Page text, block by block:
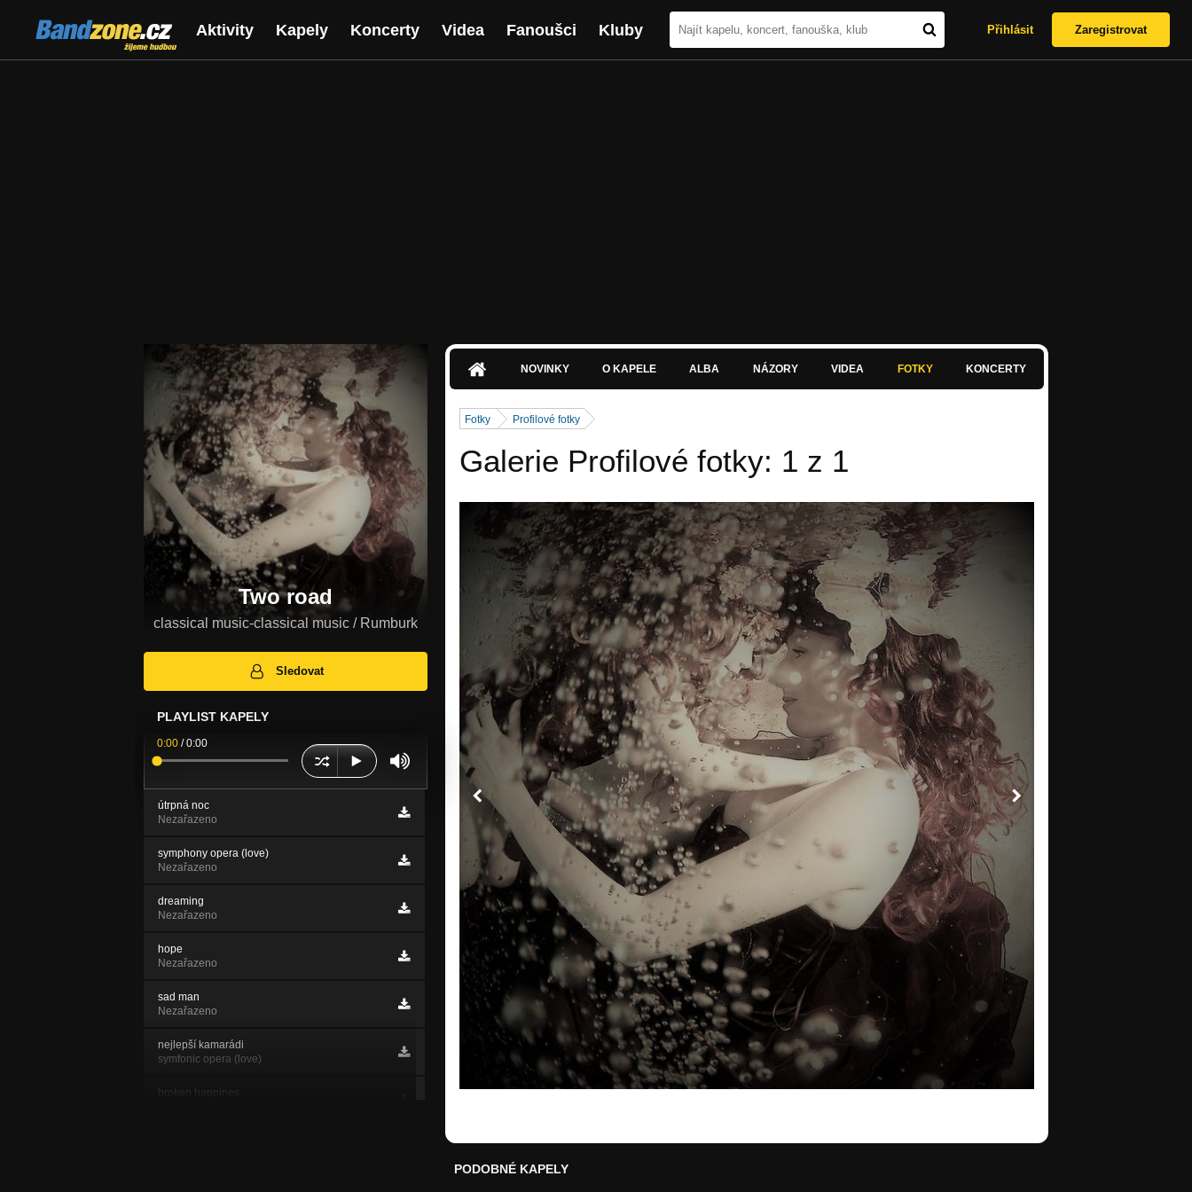
Bandzone.cz
žijeme hudbou
Aktivity Kapely Koncerty Videa Fanoušci Kluby Přihlásit Zaregistrovat
Two road
classical music-classical music / Rumburk
Sledovat
PLAYLIST KAPELY
0:00 /0:00
útrpná noc
Nezařazeno
symphony opera (love)
Nezařazeno
dreaming
Nezařazeno
hope
Nezařazeno
sad man
Nezařazeno
nejlepší kamarádi
symfonic opera (love)
broken happines
NOVINKY O KAPELE ALBA NÁZORY VIDEA FOTKY KONCERTY
Fotky Profilové fotky
Galerie Profilové fotky: 1 z 1
PODOBNÉ KAPELY